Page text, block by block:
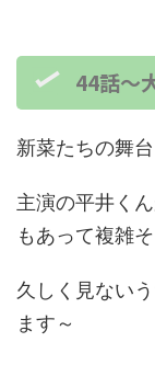
44話～
新菜たちの舞
主演の平井く
もあって複雑そ
久しく見ない
ます～